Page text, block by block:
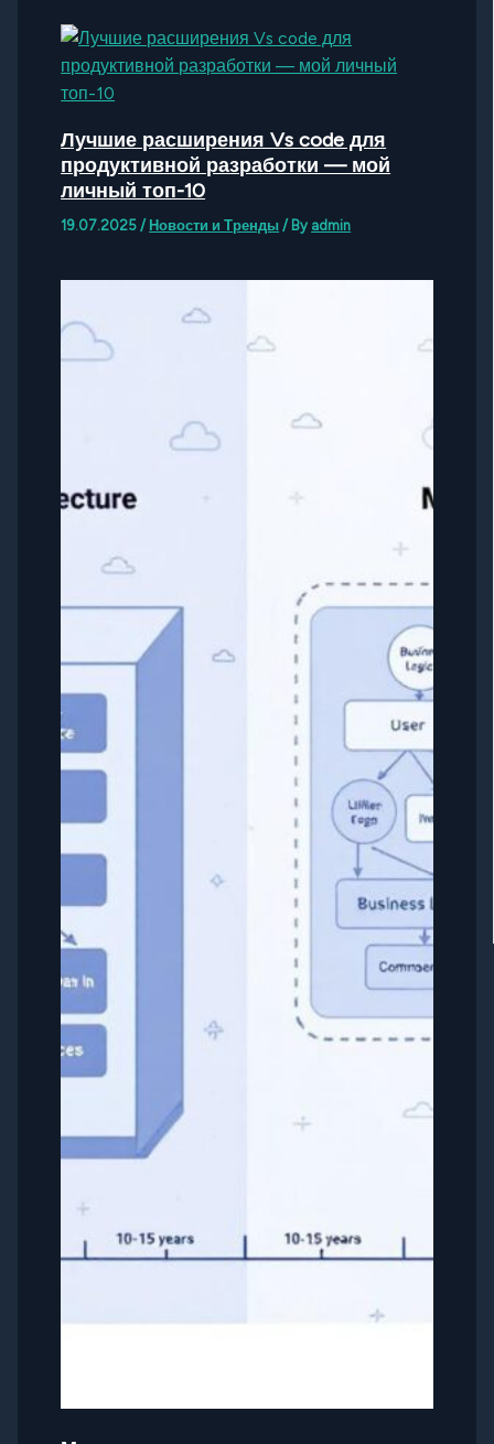
Лучшие расширения Vs code для
продуктивной разработки — мой
личный топ-10
19.07.2025 / Новости и Тренды / By admin